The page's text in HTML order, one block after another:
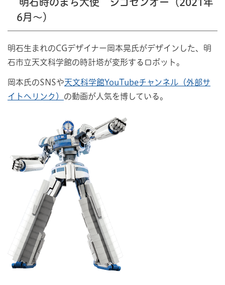
6月～）
明石生まれのCGデザイナー岡本晃氏がデザインした、明
石市立天文科学館の時計塔が変形するロボット。
岡本氏のSNSや天文科学館YouTubeチャンネル（外部サ
イトへリンク） の動画が人気を博している。